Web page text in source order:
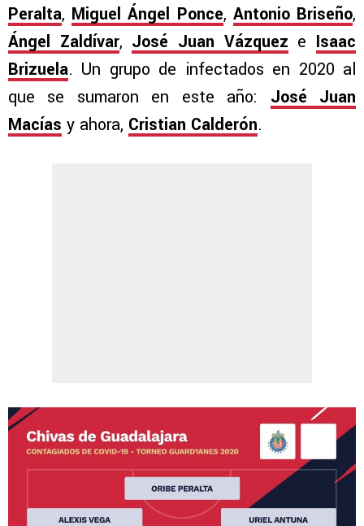
Peralta, Miguel Ángel Ponce, Antonio Briseño,
Ángel Zaldívar, José Juan Vázquez e Isaac
Brizuela. Un grupo de infectados en 2020 al
que se sumaron en este año: José Juan
Macías y ahora, Cristian Calderón.